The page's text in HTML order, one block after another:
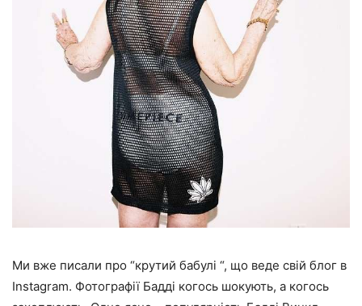
Ми вже писали про “крутий бабулі “, що веде свій блог в
Instagram. Фотографії Бадді когось шокують, а когось